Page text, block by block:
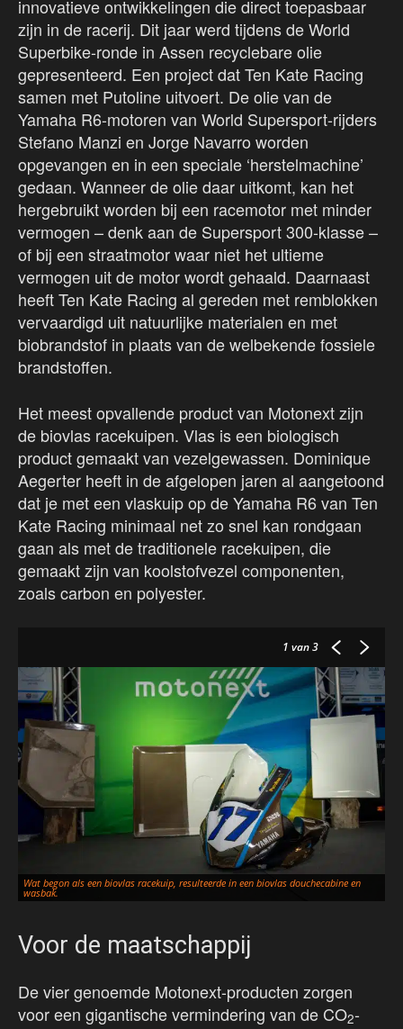
innovatieve ontwikkelingen die direct toepasbaar
zijn in de racerij. Dit jaar werd tijdens de World
Superbike-ronde in Assen recyclebare olie
gepresenteerd. Een project dat Ten Kate Racing
samen met Putoline uitvoert. De olie van de
Yamaha R6-motoren van World Supersport-rijders
Stefano Manzi en Jorge Navarro worden
opgevangen en in een speciale ‘herstelmachine’
gedaan. Wanneer de olie daar uitkomt, kan het
hergebruikt worden bij een racemotor met minder
vermogen – denk aan de Supersport 300-klasse –
of bij een straatmotor waar niet het ultieme
vermogen uit de motor wordt gehaald. Daarnaast
heeft Ten Kate Racing al gereden met remblokken
vervaardigd uit natuurlijke materialen en met
biobrandstof in plaats van de welbekende fossiele
brandstoffen.
Het meest opvallende product van Motonext zijn
de biovlas racekuipen. Vlas is een biologisch
product gemaakt van vezelgewassen. Dominique
Aegerter heeft in de afgelopen jaren al aangetoond
dat je met een vlaskuip op de Yamaha R6 van Ten
Kate Racing minimaal net zo snel kan rondgaan
gaan als met de traditionele racekuipen, die
gemaakt zijn van koolstofvezel componenten,
zoals carbon en polyester.
1 van 3
Wat begon als een biovlas racekuip, resulteerde in een biovlas douchecabine en
wasbak.
Voor de maatschappij
De vier genoemde Motonext-producten zorgen
voor een gigantische vermindering van de CO2-